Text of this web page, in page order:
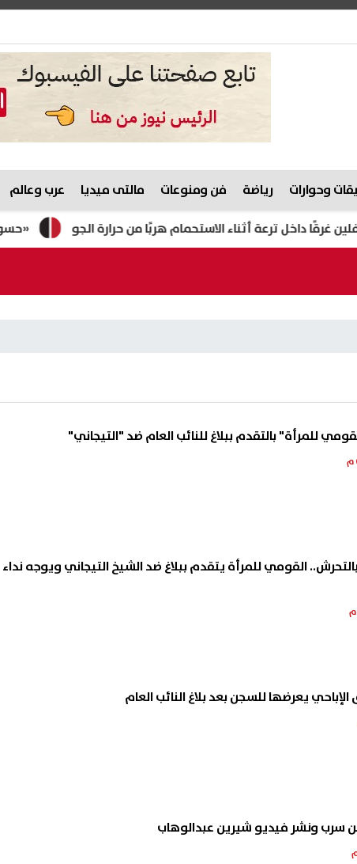
وحوارات رياضة فن ومنوعات مالتى ميديا عرب وعالم
«حسوا بيا ترعة أثناء الاستحمام هربًا من حرارة الجو
للمرأة" بالتقدم ببلاغ للنائب العام ضد "التيجاني"
القومي للمرأة يتقدم ببلاغ ضد الشيخ التيجاني ويوجه نداء
يعرضها للسجن بعد بلاغ النائب العام
من سرب ونشر فيديو شيرين عبدالوهاب